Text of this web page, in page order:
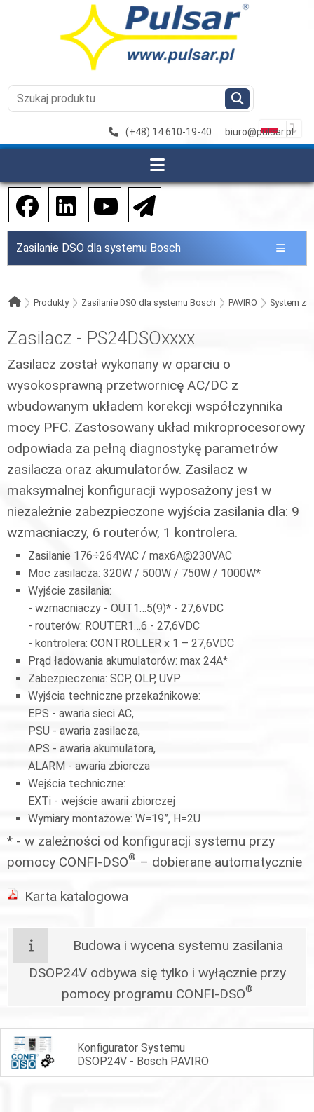
(+48) 14 610-19-40 biuro@pulsar.pl
Zasilanie DSO dla systemu Bosch
Produkty Zasilanie DSO dla systemu Bosch PAVIRO System
Zasilacz - PS24DSOxxxx
Zasilacz został wykonany w oparciu o
wysokosprawną przetwornicę AC/DC z
wbudowanym układem korekcji współczynnika
mocy PFC. Zastosowany układ mikroprocesorowy
odpowiada za pełną diagnostykę parametrów
zasilacza oraz akumulatorów. Zasilacz w
maksymalnej konfiguracji wyposażony jest w
niezależnie zabezpieczone wyjścia zasilania dla: 9
wzmacniaczy, 6 routerów, 1 kontrolera.
Zasilanie 176÷264VAC / max6A@230VAC
Moc zasilacza: 320W / 500W / 750W / 1000W*
Wyjście zasilania:
- wzmacniaczy - OUT1…5(9)* - 27,6VDC
- routerów: ROUTER1…6 - 27,6VDC
- kontrolera: CONTROLLER x 1 – 27,6VDC
Prąd ładowania akumulatorów: max 24A*
Zabezpieczenia: SCP, OLP, UVP
Wyjścia techniczne przekaźnikowe:
EPS - awaria sieci AC,
PSU - awaria zasilacza,
APS - awaria akumulatora,
ALARM - awaria zbiorcza
Wejścia techniczne:
EXTi - wejście awarii zbiorczej
Wymiary montażowe: W=19”, H=2U
* - w zależności od konfiguracji systemu przy
pomocy CONFI-DSO® – dobierane automatycznie
Karta katalogowa
Budowa i wycena systemu zasilania
DSOP24V odbywa się tylko i wyłącznie przy
pomocy programu CONFI-DSO®
Konfigurator Systemu
DSOP24V - Bosch PAVIRO